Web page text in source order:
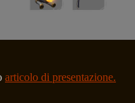
articolo di presentazione.